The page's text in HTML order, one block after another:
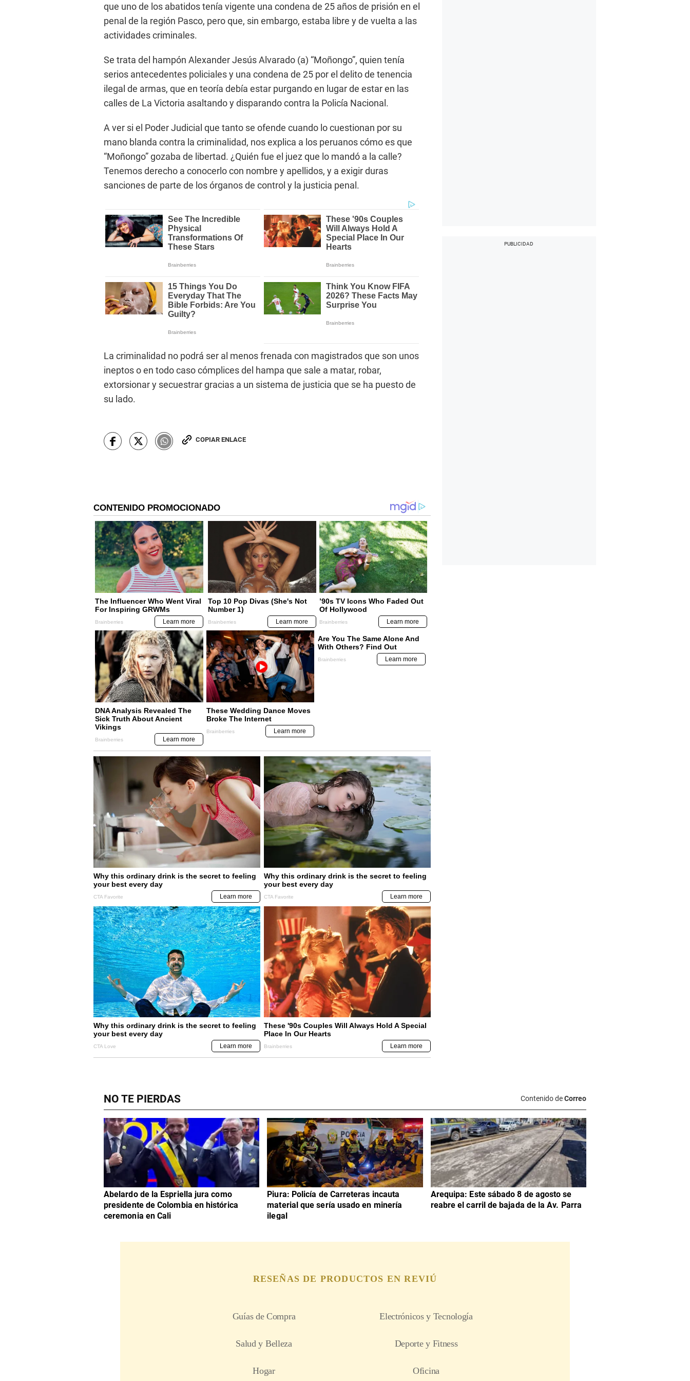
que uno de los abatidos tenía vigente una condena de 25 años de prisión en el
penal de la región Pasco, pero que, sin embargo, estaba libre y de vuelta a las
actividades criminales.
Se trata del hampón Alexander Jesús Alvarado (a) “Moñongo”, quien tenía
serios antecedentes policiales y una condena de 25 por el delito de tenencia
ilegal de armas, que en teoría debía estar purgando en lugar de estar en las
calles de La Victoria asaltando y disparando contra la Policía Nacional.
A ver si el Poder Judicial que tanto se ofende cuando lo cuestionan por su
mano blanda contra la criminalidad, nos explica a los peruanos cómo es que
“Moñongo” gozaba de libertad. ¿Quién fue el juez que lo mandó a la calle?
Tenemos derecho a conocerlo con nombre y apellidos, y a exigir duras
sanciones de parte de los órganos de control y la justicia penal.
La criminalidad no podrá ser al menos frenada con magistrados que son unos
ineptos o en todo caso cómplices del hampa que sale a matar, robar,
extorsionar y secuestrar gracias a un sistema de justicia que se ha puesto de
su lado.
COPIAR ENLACE
NO TE PIERDAS Contenido deCorreo
Abelardo de la Espriella jura como
presidente de Colombia en histórica
ceremonia en Cali
Piura: Policía de Carreteras incauta
material que sería usado en minería
ilegal
Arequipa: Este sábado 8 de agosto se
reabre el carril de bajada de la Av. Parra